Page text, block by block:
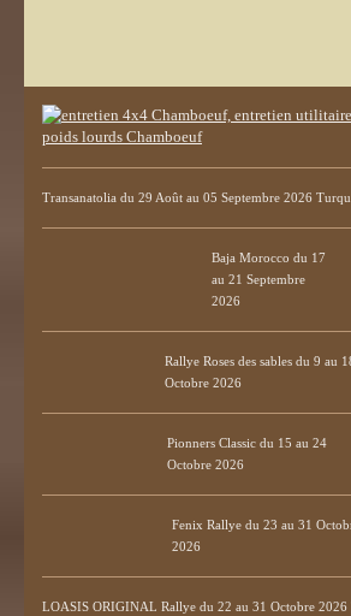
Transanatolia du 29 Août au 05 Septembre 2026
Baja Morocco du 17
au 21 Septembre
2026
Rallye Roses des sables du 9 au
Octobre 2026
Pionners Classic du 15 au 24
Octobre 2026
Fenix Rallye du 23 au 31
2026
LOASIS ORIGINAL Rallye du 22 au 31 Octobre 2026